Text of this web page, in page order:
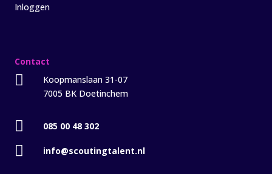
Inloggen
Contact

Koopmanslaan 31-07
7005 BK Doetinchem
 085 00 48 302
 info@scoutingtalent.nl